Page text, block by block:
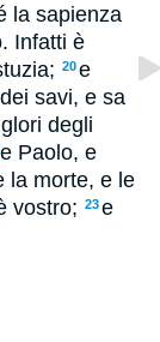
la sapienza
Infatti è
20e
savi, e sa
degli
e Paolo, e
la morte, e le
vostro; 23e